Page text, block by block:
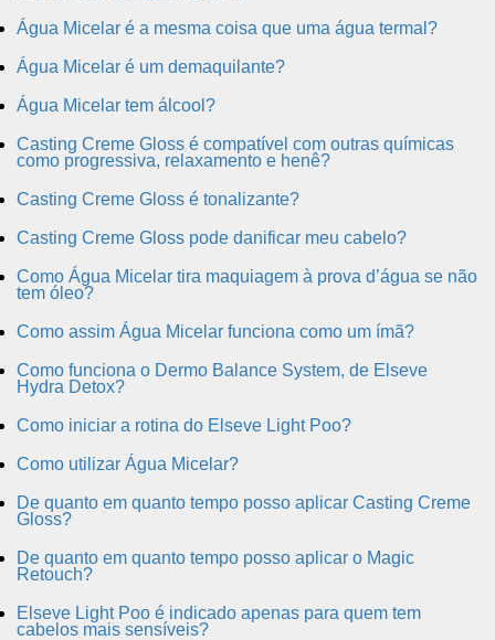
Água Micelar é a mesma coisa que uma água termal?
Água Micelar é um demaquilante?
Água Micelar tem álcool?
Casting Creme Gloss é compatível com outras químicas
como progressiva, relaxamento e henê?
Casting Creme Gloss é tonalizante?
Casting Creme Gloss pode danificar meu cabelo?
Como Água Micelar tira maquiagem à prova d’água se não
tem óleo?
Como assim Água Micelar funciona como um ímã?
Como funciona o Dermo Balance System, de Elseve
Hydra Detox?
Como iniciar a rotina do Elseve Light Poo?
Como utilizar Água Micelar?
De quanto em quanto tempo posso aplicar Casting Creme
Gloss?
De quanto em quanto tempo posso aplicar o Magic
Retouch?
Elseve Light Poo é indicado apenas para quem tem
cabelos mais sensíveis?